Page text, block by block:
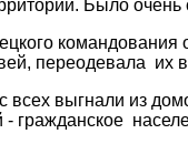
Было
переодевала их
выгнали из
- гражданское